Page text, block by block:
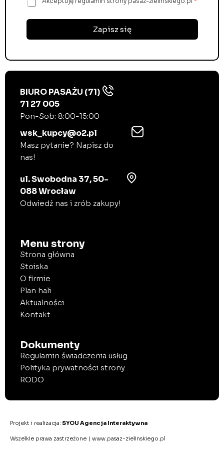
-
a
l
*
o
a
O
*
Zapisz się
BIURO PASAŻU (71)
71 27 005
Pon-Sob: 8:00-15:00
wsk_kupcy@o2.pl
Masz pytanie? Napisz do
nas!
ul. Swobodna 37, 50-
088 Wrocław
Odwiedź nas i zrób zakupy!
Menu strony
Strona główna
Stoiska
O firmie
Plan hali
Aktualności
Kontakt
Dokumenty
Regulamin świadczenia usług
Polityka prywatności strony
RODO
Projekt i realizacja: SYOU Agencja Interaktywna
Wszelkie prawa zastrzeżone | www.pasaz-zielinskiego.pl